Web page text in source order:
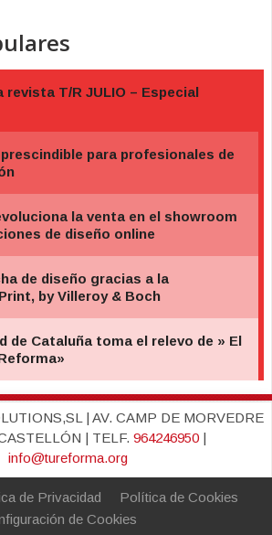
| AV. CAMP DE MORVEDRE
| TELF. 964246950|
info@tureforma.org
de Privacidad
Política de Cookies
de Cookies